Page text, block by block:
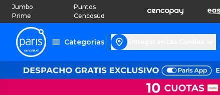
Jumbo
Prime
Puntos
Cencosud
Categorías